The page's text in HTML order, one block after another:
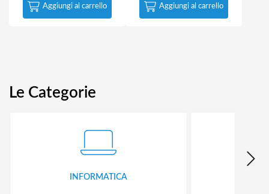
Aggiungi al carrello Aggiungi al carrello
Le Categorie
INFORMATICA